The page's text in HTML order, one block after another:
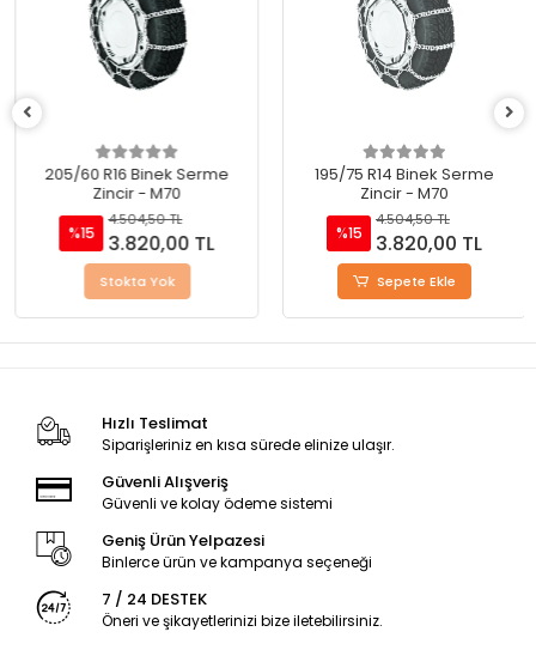
205/60 R16 Binek Serme
Zincir - M70
%15
4.504,50 TL
3.820,00 TL
Stokta Yok
195/75 R14 Binek Serme
Zincir - M70
%15
4.504,50 TL
3.820,00 TL
Sepete Ekle
Hızlı Teslimat
Siparişleriniz en kısa sürede elinize ulaşır.
Güvenli Alışveriş
Güvenli ve kolay ödeme sistemi
Geniş Ürün Yelpazesi
Binlerce ürün ve kampanya seçeneği
7 / 24 DESTEK
Öneri ve şikayetlerinizi bize iletebilirsiniz.